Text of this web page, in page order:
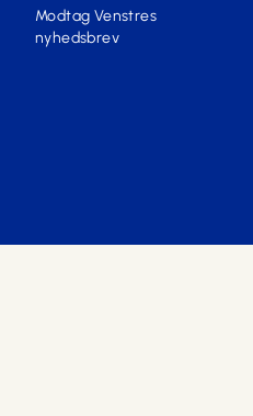
Modtag Venstres
nyhedsbrev